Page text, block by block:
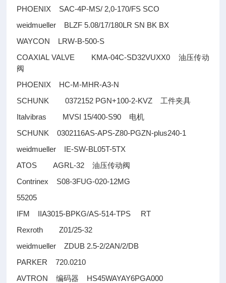
PHOENIX SAC-4P-MS/ 2,0-170/FS SCO
weidmueller BLZF 5.08/17/180LR SN BK BX
WAYCON LRW-B-500-S
COAXIAL VALVE KMA-04C-SD32VUXX0 油压传动
阀
PHOENIX HC-M-MHR-A3-N
SCHUNK 0372152 PGN+100-2-KVZ 工件夹具
Italvibras MVSI 15/400-S90 电机
SCHUNK 0302116AS-APS-Z80-PGZN-plus240-1
weidmueller IE-SW-BL05T-5TX
ATOS AGRL-32油压传动阀
Contrinex S08-3FUG-020-12MG
55205
IFM IIA3015-BPKG/AS-514-TPS RT
Rexroth Z01/25-32
weidmueller ZDUB 2.5-2/2AN/2/DB
PARKER 720.0210
AVTRON编码器
HS45WAYAY6PGA000